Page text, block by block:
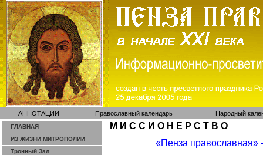
АННОТАЦИИ Православный календарь Народный
ГЛАВНАЯ
ИЗ ЖИЗНИ МИТРОПОЛИИ
Тронный Зал
М И С С И О Н Е Р С Т В О
«Пенза православная»